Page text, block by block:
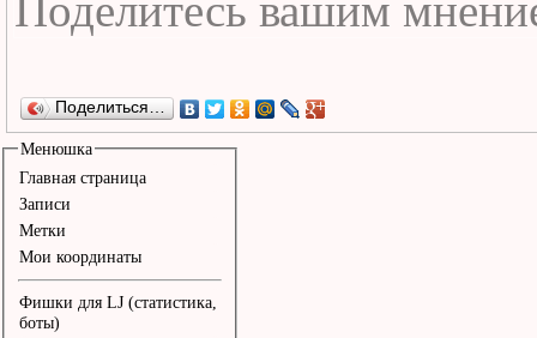
Поделиться…
Менюшка
Главная страница
Записи
Метки
Мои координаты
Фишки для LJ (статистика,
боты)